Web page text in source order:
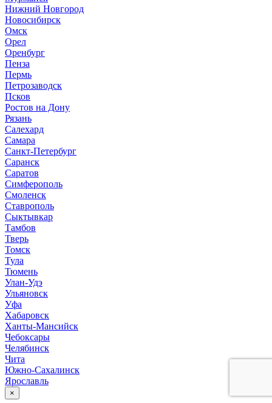
Нижний Новгород
Новосибирск
Омск
Орел
Оренбург
Пенза
Пермь
Петрозаводск
Псков
Ростов на Дону
Рязань
Салехард
Самара
Санкт-Петербург
Саранск
Саратов
Симферополь
Смоленск
Ставрополь
Сыктывкар
Тамбов
Тверь
Томск
Тула
Тюмень
Улан-Удэ
Ульяновск
Уфа
Хабаровск
Ханты-Мансийск
Чебоксары
Челябинск
Чита
Южно-Сахалинск
Ярославль
×